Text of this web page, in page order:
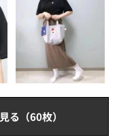
る（60枚）